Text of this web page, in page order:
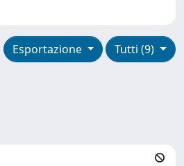
Tutti (9)
Esportazione